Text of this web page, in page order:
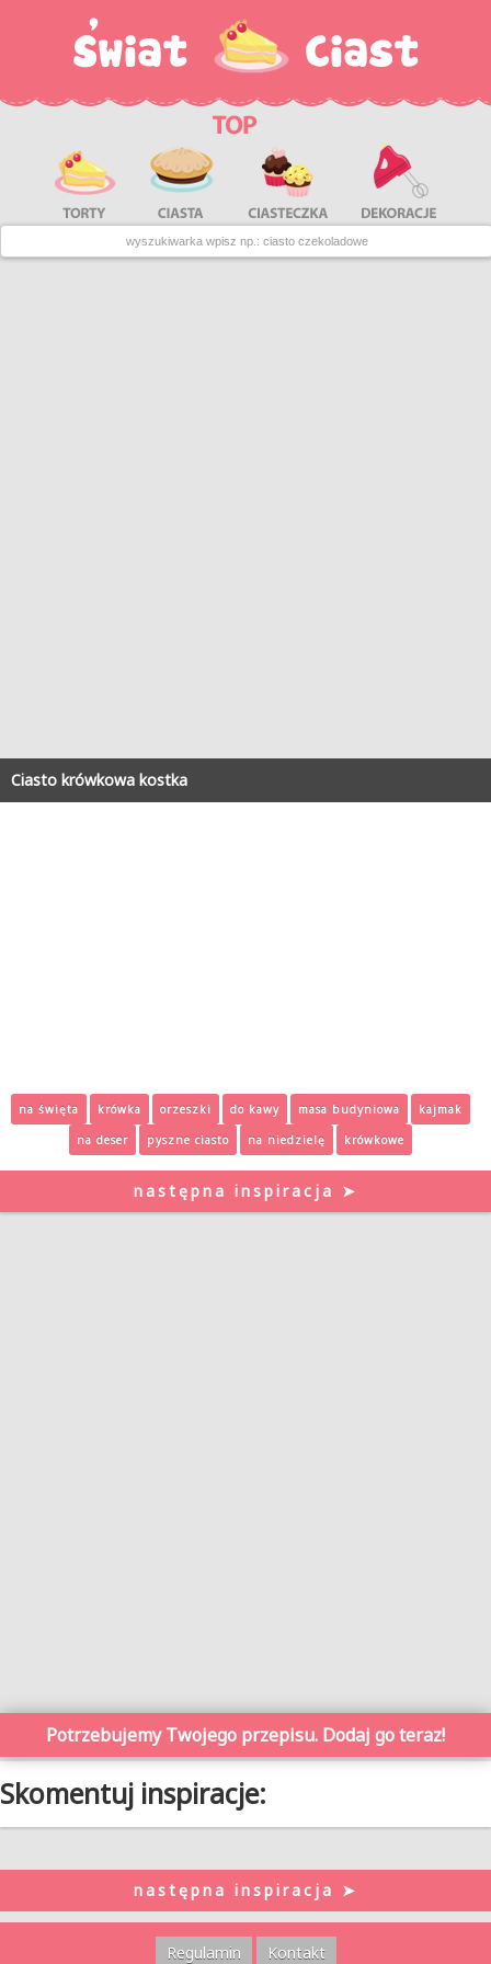
Ciasto krówkowa kostka
na święta krówka orzeszki do kawy masa budyniowa
kajmak
na deser
pyszne ciasto na niedzielę krówkowe
następna inspiracja ➤
Potrzebujemy Twojego przepisu. Dodaj go teraz!
Skomentuj inspiracje:
następna inspiracja ➤
Regulamin Kontakt